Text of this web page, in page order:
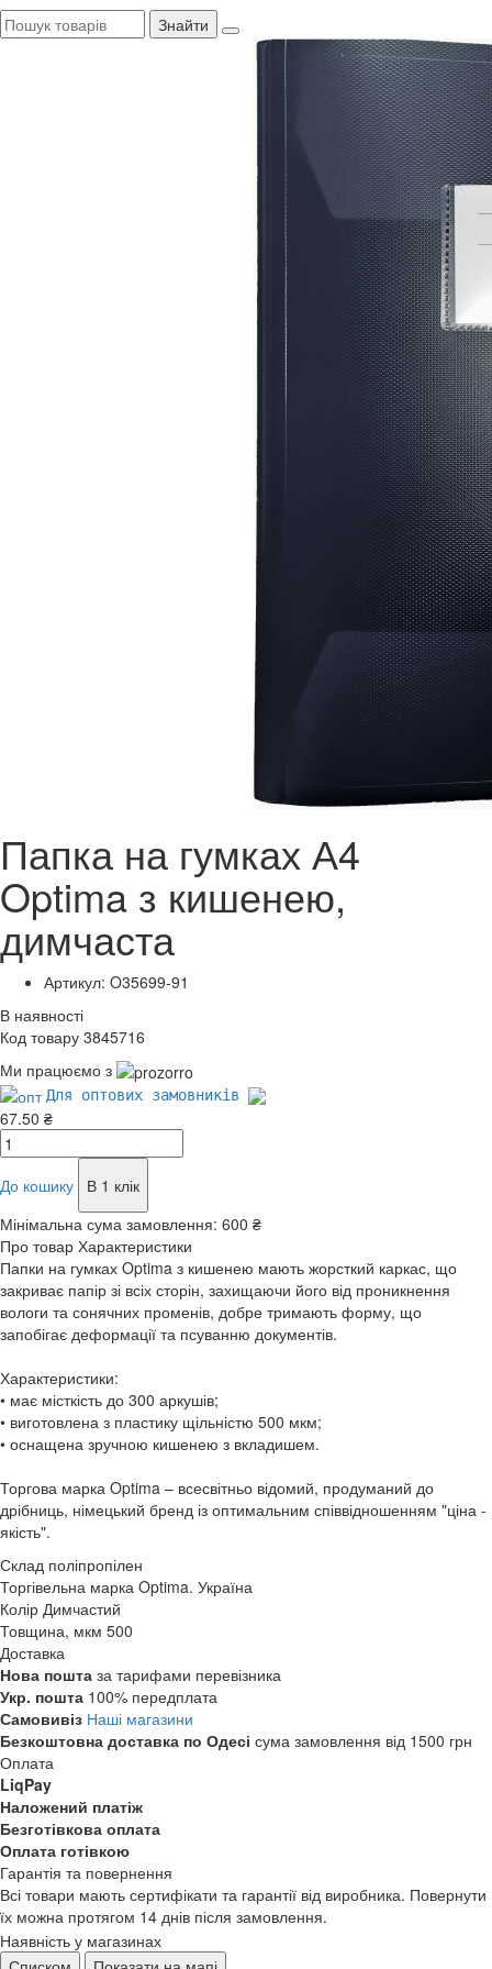
Знайти
Папка на гумках А4
Optima з кишенею,
димчаста
Артикул: O35699-91
В наявності
Код товару 3845716
Ми працюємо з
Для оптових замовників
67.50 ₴
До кошику
В 1 клік
Мінімальна сума замовлення: 600 ₴
Про товар Характеристики
Папки на гумках Optima з кишенею мають жорсткий каркас, що
закриває папір зі всіх сторін, захищаючи його від проникнення
вологи та сонячних променів, добре тримають форму, що
запобігає деформації та псуванню документів.
Характеристики:
• має місткість до 300 аркушів;
• виготовлена з пластику щільністю 500 мкм;
• оснащена зручною кишенею з вкладишем.
Торгова марка Optima – всесвітньо відомий, продуманий до
дрібниць, німецький бренд із оптимальним співвідношенням "ціна -
якість".
Склад поліпропілен
Торгівельна марка Optima. Україна
Колір Димчастий
Товщина, мкм 500
Доставка
Нова пошта за тарифами перевізника
Укр. пошта 100% передплата
Самовивіз Наші магазини
Безкоштовна доставка по Одесі сума замовлення від 1500 грн
Оплата
LiqPay
Наложений платіж
Безготівкова оплата
Оплата готівкою
Гарантія та повернення
Всі товари мають сертифікати та гарантії від виробника. Повернути
їх можна протягом 14 днів після замовлення.
Наявність у магазинах